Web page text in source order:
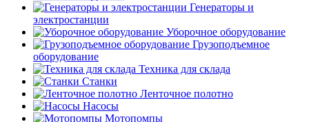
Генераторы и
электростанции
Уборочное оборудование
Грузоподъемное
оборудование
Техника для склада
Станки
Ленточное полотно
Насосы
Мотопомпы